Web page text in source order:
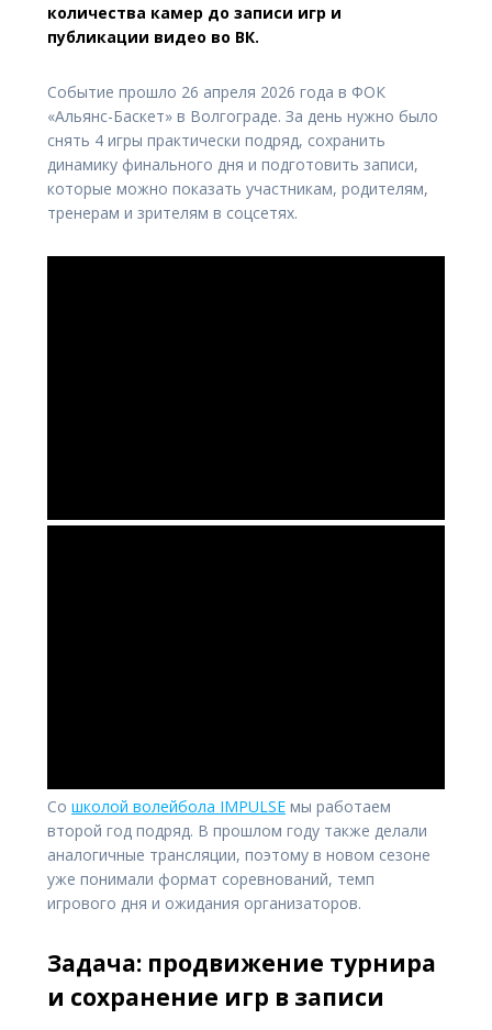
количества камер до записи игр и
публикации видео во ВК.
Событие прошло 26 апреля 2026 года в ФОК
«Альянс-Баскет» в Волгограде. За день нужно было
снять 4 игры практически подряд, сохранить
динамику финального дня и подготовить записи,
которые можно показать участникам, родителям,
тренерам и зрителям в соцсетях.
Со школой волейбола IMPULSE мы работаем
второй год подряд. В прошлом году также делали
аналогичные трансляции, поэтому в новом сезоне
уже понимали формат соревнований, темп
игрового дня и ожидания организаторов.
Задача: продвижение турнира
и сохранение игр в записи